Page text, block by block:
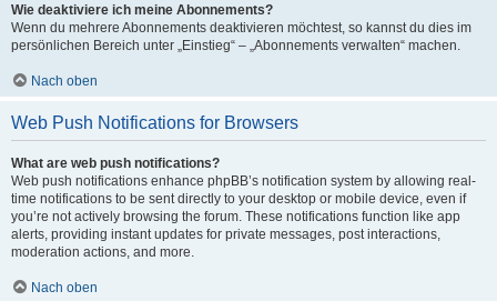
Wie deaktiviere ich meine Abonnements?
Wenn du mehrere Abonnements deaktivieren möchtest, so kannst du dies im
persönlichen Bereich unter „Einstieg“ – „Abonnements verwalten“ machen.
Nach oben
Web Push Notifications for Browsers
What are web push notifications?
Web push notifications enhance phpBB’s notification system by allowing real-
time notifications to be sent directly to your desktop or mobile device, even if
you’re not actively browsing the forum. These notifications function like app
alerts, providing instant updates for private messages, post interactions,
moderation actions, and more.
Nach oben